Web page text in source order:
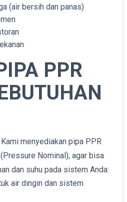
(air bersih dan panas)
PPR
menyediakan pipa PPR
Nominal), agar bisa
dan suhu pada sistem Anda:
air dingin dan sistem